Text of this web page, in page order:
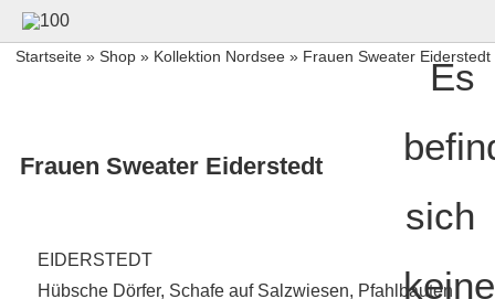
Es
sich
keine
Startseite» Shop» Kollektion Nordsee» Frauen Sweater Eiderstedt
Frauen Sweater Eiderstedt
EIDERSTEDT
Hübsche Dörfer, Schafe auf Salzwiesen, Pfahlbauten